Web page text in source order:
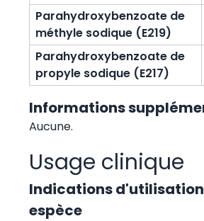
Parahydroxybenzoate de
méthyle sodique (E219)
Parahydroxybenzoate de
propyle sodique (E217)
Informations
Aucune.
Usage clinique
Indications
espèce